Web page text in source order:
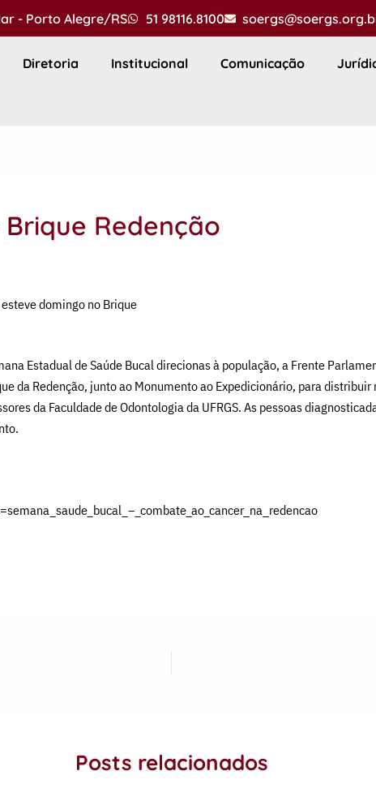
- Porto Alegre/RS 51 98116.8100
Diretoria Institucional Comunicação
Redenção
domingo no Brique
Estadual de Saúde Bucal direcionas à população, a Frente
da Redenção, junto ao Monumento ao Expedicionário, para
da Faculdade de Odontologia da UFRGS. As pessoas
Posts relacionados